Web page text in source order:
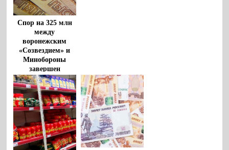
Спор на 325 млн
между
воронежским
«Созвездием» и
Минобороны
завершен